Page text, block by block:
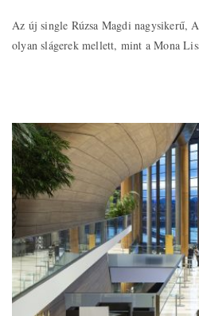
Az új single Rúzsa Magdi nagysikerű,
olyan slágerek mellett, mint a Mona